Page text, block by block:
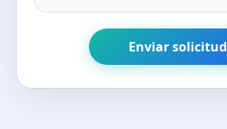
Enviar solicitud